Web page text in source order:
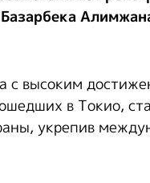
Базарбека
с высоким
в Токио,
укрепив